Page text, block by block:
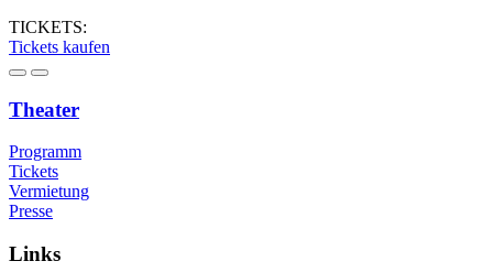
TICKETS:
Tickets kaufen
Theater
Programm
Tickets
Vermietung
Presse
Links